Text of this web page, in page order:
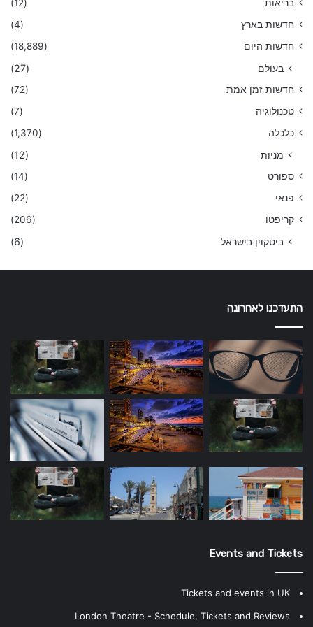
בריאות
(12)
חדשות בארץ
(4)
חדשות היום
(18,889)
בעולם (27)
חדשות זמן אמת
(72)
טכנולוגיה
(7)
כלכלה
(1,370)
מניות (12)
ספורט
(14)
פנאי
(22)
קריפטו
(206)
ביטקוין בישראל (6)
התעדכנו לאחרונה
Events and Tickets
Tickets and events in UK
London Theatre - Schedule, Tickets and Reviews